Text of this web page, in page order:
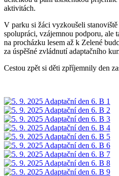
aktivitách.
V parku si žáci vyzkoušeli
spolupráci, vzájemnou podporu, ale
na procházku lesem až k Zelené
za úspěšné zvládnutí adaptačního
Cestou zpět si děti zpříjemnily den